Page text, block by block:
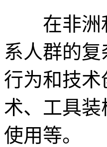
在非洲和
系人群的
行为和技
术、工具
使用等。